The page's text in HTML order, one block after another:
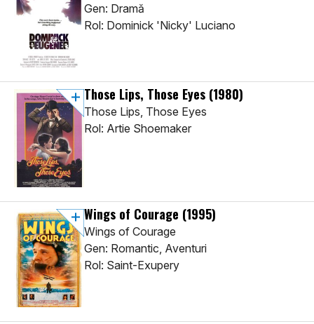
Gen: Dramă
Rol: Dominick 'Nicky' Luciano
Those Lips, Those Eyes (1980)
Those Lips, Those Eyes
Rol: Artie Shoemaker
Wings of Courage (1995)
Wings of Courage
Gen: Romantic, Aventuri
Rol: Saint-Exupery